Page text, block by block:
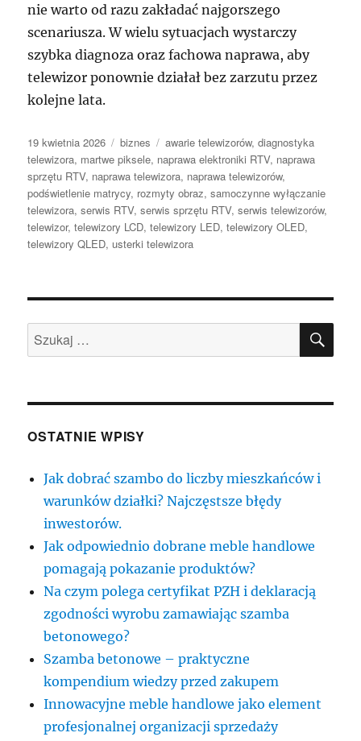
nie warto od razu zakładać najgorszego
scenariusza. W wielu sytuacjach wystarczy
szybka diagnoza oraz fachowa naprawa, aby
telewizor ponownie działał bez zarzutu przez
kolejne lata.
Data
publikacji
19 kwietnia 2026 Kategorie
biznes Tagi
awarie telewizorów,diagnostyka
telewizora, martwe piksele, naprawa elektroniki RTV, naprawa
sprzętu RTV, naprawa telewizora, naprawa telewizorów,
podświetlenie matrycy, rozmyty obraz,samoczynne wyłączanie
telewizora,serwis RTV,serwis sprzętu RTV,serwis telewizorów,
telewizor,telewizory LCD,telewizory LED,telewizory OLED,
telewizory QLED, usterki telewizora
Szukaj:
OSTATNIE WPISY
Jak dobrać szambo do liczby mieszkańców i
warunków działki? Najczęstsze błędy
inwestorów.
Jak odpowiednio dobrane meble handlowe
pomagają pokazanie produktów?
Na czym polega certyfikat PZH i deklaracją
zgodności wyrobu zamawiając szamba
betonowego?
Szamba betonowe – praktyczne
kompendium wiedzy przed zakupem
Innowacyjne meble handlowe jako element
profesjonalnej organizacji sprzedaży